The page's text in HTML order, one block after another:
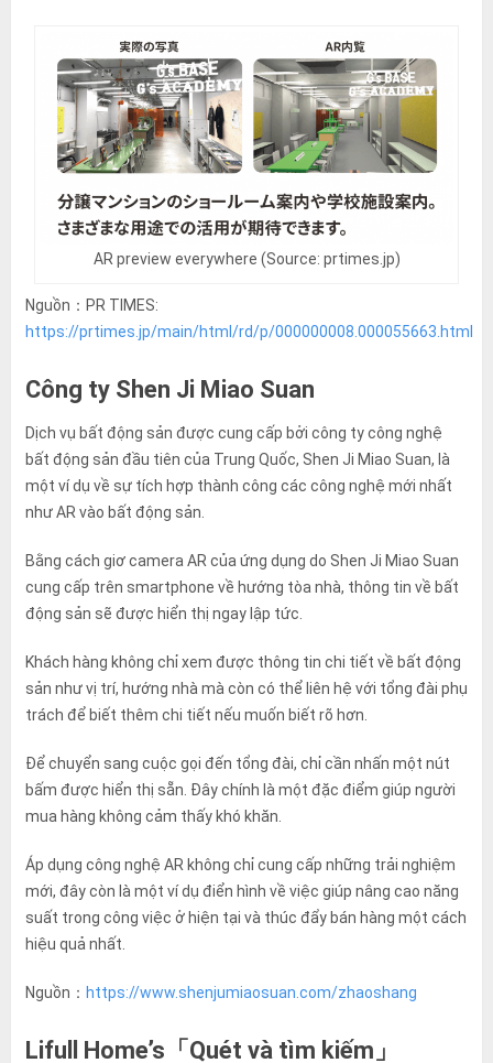
AR preview everywhere (Source: prtimes.jp)
Nguồn：PR TIMES:
https://prtimes.jp/main/html/rd/p/000000008.000055663.html
Công ty Shen Ji Miao Suan
Dịch vụ bất động sản được cung cấp bởi công ty công nghệ
bất động sản đầu tiên của Trung Quốc, Shen Ji Miao Suan, là
một ví dụ về sự tích hợp thành công các công nghệ mới nhất
như AR vào bất động sản.
Bằng cách giơ camera AR của ứng dụng do Shen Ji Miao Suan
cung cấp trên smartphone về hướng tòa nhà, thông tin về bất
động sản sẽ được hiển thị ngay lập tức.
Khách hàng không chỉ xem được thông tin chi tiết về bất động
sản như vị trí, hướng nhà mà còn có thể liên hệ với tổng đài phụ
trách để biết thêm chi tiết nếu muốn biết rõ hơn.
Để chuyển sang cuộc gọi đến tổng đài, chỉ cần nhấn một nút
bấm được hiển thị sẵn. Đây chính là một đặc điểm giúp người
mua hàng không cảm thấy khó khăn.
Áp dụng công nghệ AR không chỉ cung cấp những trải nghiệm
mới, đây còn là một ví dụ điển hình về việc giúp nâng cao năng
suất trong công việc ở hiện tại và thúc đẩy bán hàng một cách
hiệu quả nhất.
Nguồn： https://www.shenjumiaosuan.com/zhaoshang
Lifull Home’s「Quét và tìm kiếm」